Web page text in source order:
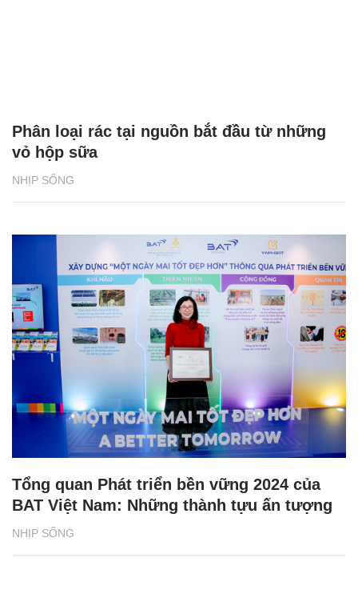
NHỊP SỐNG
Phân loại rác tại nguồn bắt đầu từ những
vỏ hộp sữa
NHỊP SỐNG
Tổng quan Phát triển bền vững 2024 của
BAT Việt Nam: Những thành tựu ấn tượng